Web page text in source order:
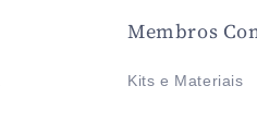
Membros
Kits e Materiais